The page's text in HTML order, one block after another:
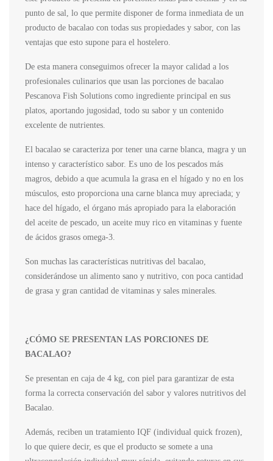
punto de sal, lo que permite disponer de forma inmediata de un
producto de bacalao con todas sus propiedades y sabor, con las
ventajas que esto supone para el hostelero.
De esta manera conseguimos ofrecer la mayor calidad a los
profesionales culinarios que usan las porciones de bacalao
Pescanova Fish Solutions como ingrediente principal en sus
platos, aportando jugosidad, todo su sabor y un contenido
excelente de nutrientes.
El bacalao se caracteriza por tener una carne blanca, magra y un
intenso y característico sabor. Es uno de los pescados más
magros, debido a que acumula la grasa en el hígado y no en los
músculos, esto proporciona una carne blanca muy apreciada; y
hace del hígado, el órgano más apropiado para la elaboración
del aceite de pescado, un aceite muy rico en vitaminas y fuente
de ácidos grasos omega-3.
Son muchas las características nutritivas del bacalao,
considerándose un alimento sano y nutritivo, con poca cantidad
de grasa y gran cantidad de vitaminas y sales minerales.
¿CÓMO SE PRESENTAN LAS PORCIONES DE
BACALAO?
Se presentan en caja de 4 kg, con piel para garantizar de esta
forma la correcta conservación del sabor y valores nutritivos del
Bacalao.
Además, reciben un tratamiento IQF (individual quick frozen),
lo que quiere decir, es que el producto se somete a una